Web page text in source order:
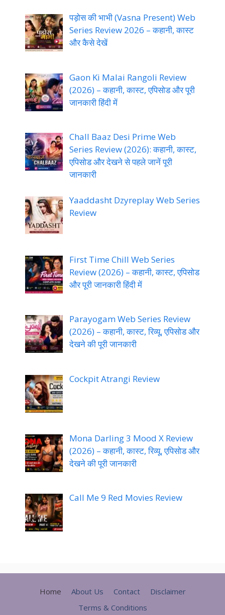
पड़ोस की भाभी (Vasna Present) Web
Series Review 2026 – कहानी, कास्ट
और कैसे देखें
Gaon Ki Malai Rangoli Review
(2026) – कहानी, कास्ट, एपिसोड और पूरी
जानकारी हिंदी में
Chall Baaz Desi Prime Web
Series Review (2026): कहानी, कास्ट,
एपिसोड और देखने से पहले जानें पूरी
जानकारी
Yaaddasht Dzyreplay Web Series
Review
First Time Chill Web Series
Review (2026) – कहानी, कास्ट, एपिसोड
और पूरी जानकारी हिंदी में
Parayogam Web Series Review
(2026) – कहानी, कास्ट, रिव्यू, एपिसोड और
देखने की पूरी जानकारी
Cockpit Atrangi Review
Mona Darling 3 Mood X Review
(2026) – कहानी, कास्ट, रिव्यू, एपिसोड और
देखने की पूरी जानकारी
Call Me 9 Red Movies Review
Home About Us Contact
Disclaimer
Terms & Conditions